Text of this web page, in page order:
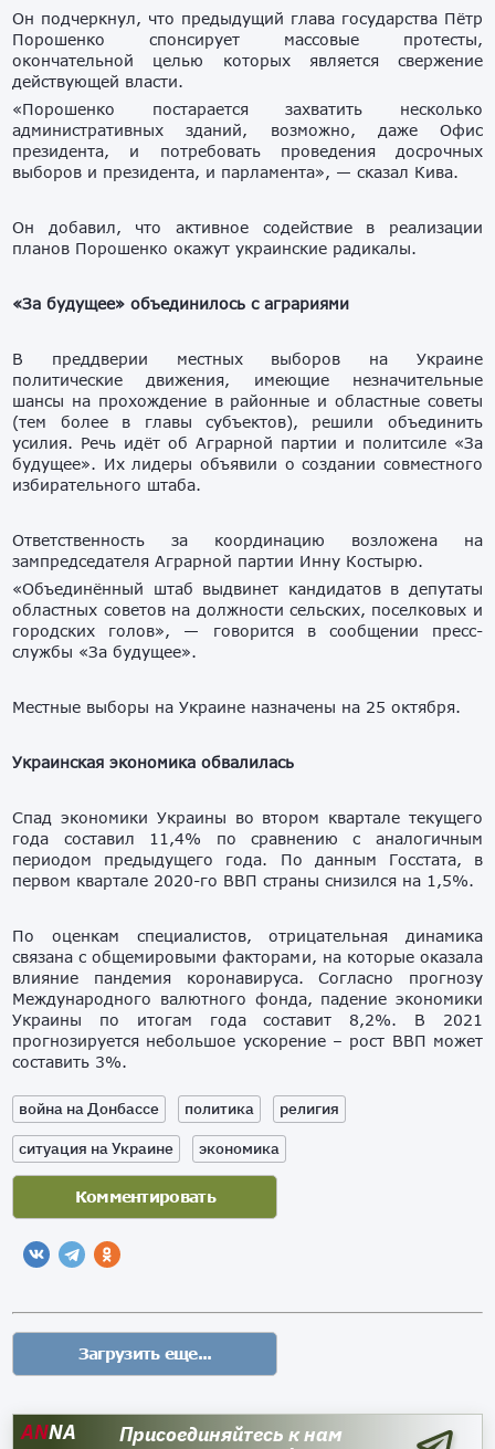
Он подчеркнул, что предыдущий глава государства Пётр
Порошенко спонсирует массовые протесты,
окончательной целью которых является свержение
действующей власти.
«Порошенко постарается захватить несколько
административных зданий, возможно, даже Офис
президента, и потребовать проведения досрочных
выборов и президента, и парламента», — сказал Кива.
Он добавил, что активное содействие в реализации
планов Порошенко окажут украинские радикалы.
«За будущее» объединилось с аграриями
В преддверии местных выборов на Украине
политические движения, имеющие незначительные
шансы на прохождение в районные и областные советы
(тем более в главы субъектов), решили объединить
усилия. Речь идёт об Аграрной партии и политсиле «За
будущее». Их лидеры объявили о создании совместного
избирательного штаба.
Ответственность за координацию возложена на
зампредседателя Аграрной партии Инну Костырю.
«Объединённый штаб выдвинет кандидатов в депутаты
областных советов на должности сельских, поселковых и
городских голов», — говорится в сообщении пресс-
службы «За будущее».
Местные выборы на Украине назначены на 25 октября.
Украинская экономика обвалилась
Спад экономики Украины во втором квартале текущего
года составил 11,4% по сравнению с аналогичным
периодом предыдущего года. По данным Госстата, в
первом квартале 2020-го ВВП страны снизился на 1,5%.
По оценкам специалистов, отрицательная динамика
связана с общемировыми факторами, на которые оказала
влияние пандемия коронавируса. Согласно прогнозу
Международного валютного фонда, падение экономики
Украины по итогам года составит 8,2%. В 2021
прогнозируется небольшое ускорение – рост ВВП может
составить 3%.
война на Донбассе политика
религия
ситуация на Украине
экономика
ANNA
Присоединяйтесь к нам